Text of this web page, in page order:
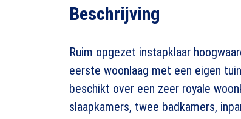
Beschrijving
Ruim opgezet instapklaar
eerste woonlaag met een eigen
beschikt over een zeer royale
slaapkamers, twee badkamers,